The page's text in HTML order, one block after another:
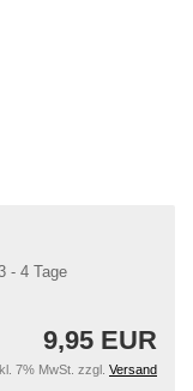
- 4 Tage
9,95 EUR
7% MwSt. zzgl. Versand